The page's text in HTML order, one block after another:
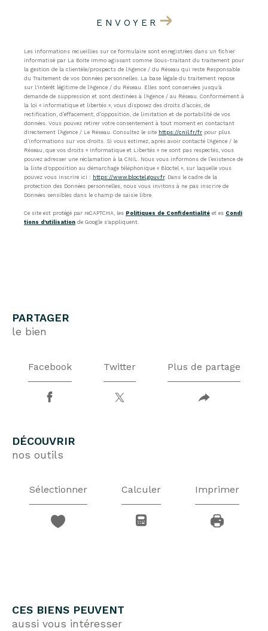
ENVOYER
Les informations recueillies sur ce formulaire sont enregistrées dans un fichier
informatisé par La Boite Immo agissant comme Sous-traitant du traitement pour
la gestion de la clientèle/prospects de l'Agence / du Réseau qui reste Responsable
du Traitement de vos Données personnelles. La base légale du traitement repose
sur l'intérêt légitime de l'Agence / du Réseau. Elles sont conservées jusqu'à
demande de suppression et sont destinées à l'Agence / au Réseau. Conformément à
la loi « informatique et libertés », vous disposez des droits d’accès, de
rectification, d’effacement, d’opposition, de limitation et de portabilité de vos
données. Vous pouvez retirer votre consentement à tout moment en contactant
directement l’Agence / Le Réseau. Consultez le site https://cnil.fr/fr pour plus
d’informations sur vos droits. Si vous estimez, après avoir contacté l'Agence / le
Réseau, que vos droits « Informatique et Libertés » ne sont pas respectés, vous
pouvez adresser une réclamation à la CNIL. Nous vous informons de l’existence de
la liste d'opposition au démarchage téléphonique « Bloctel », sur laquelle vous
pouvez vous inscrire ici : https://www.bloctel.gouv.fr. Dans le cadre de la
protection des Données personnelles, nous vous invitons à ne pas inscrire de
Données sensibles dans le champ de saisie libre.
Ce site est protégé par reCAPTCHA, les Politiques de Confidentialité et es Condi
tions d'utilisation de Google s'appliquent.
PARTAGER
le bien
Facebook Twitter Plus de partage
DÉCOUVRIR
nos outils
Sélectionner Calculer Imprimer
CES BIENS PEUVENT
aussi vous intéresser